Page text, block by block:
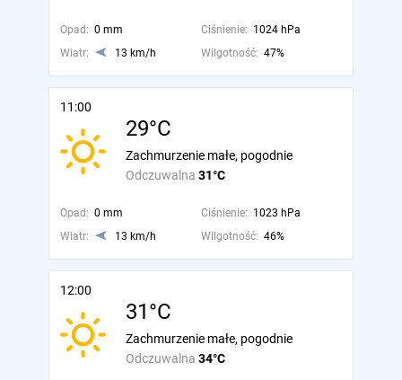
Opad: 0 mm Ciśnienie: 1024 hPa
Wiatr:
13 km/h Wilgotność: 47%
11:00
29°C
Odczuwalna 31°C
Zachmurzenie małe, pogodnie
Opad: 0 mm Ciśnienie: 1023 hPa
Wiatr:
13 km/h Wilgotność: 46%
12:00
31°C
Odczuwalna 34°C
Zachmurzenie małe, pogodnie